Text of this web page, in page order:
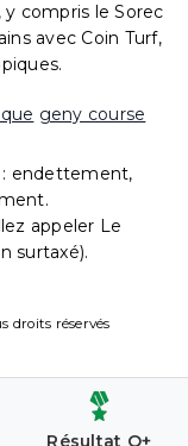
compris le Sorec
avec Coin Turf,
geny course
endettement,
appeler Le
surtaxé).
droits réservés
Résultat Q+